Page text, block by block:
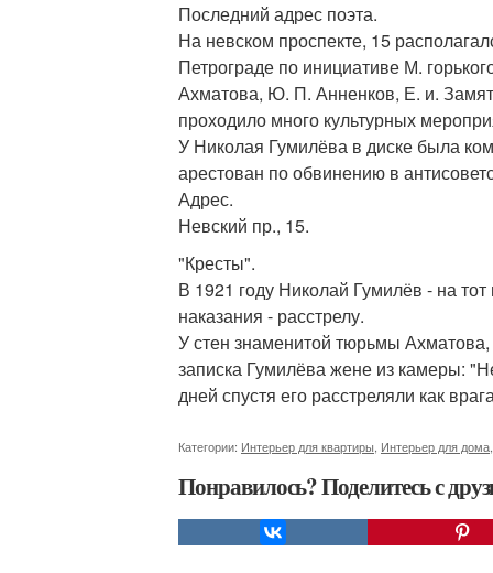
Последний адрес поэта.
На невском проспекте, 15
Петрограде по инициативе М.
Ахматова, Ю. П. Анненков, Е. и.
проходило много культурных
У Николая Гумилёва в диске была
арестован по обвинению в
Адрес.
Невский пр., 15.
"Кресты".
В 1921 году Николай Гумилёв - на
наказания - расстрелу.
У стен знаменитой тюрьмы
записка Гумилёва жене из камеры:
дней спустя его расстреляли как
Категории: Интерьер для квартиры Интерьер для дома
Понравилось? Поделитесь с